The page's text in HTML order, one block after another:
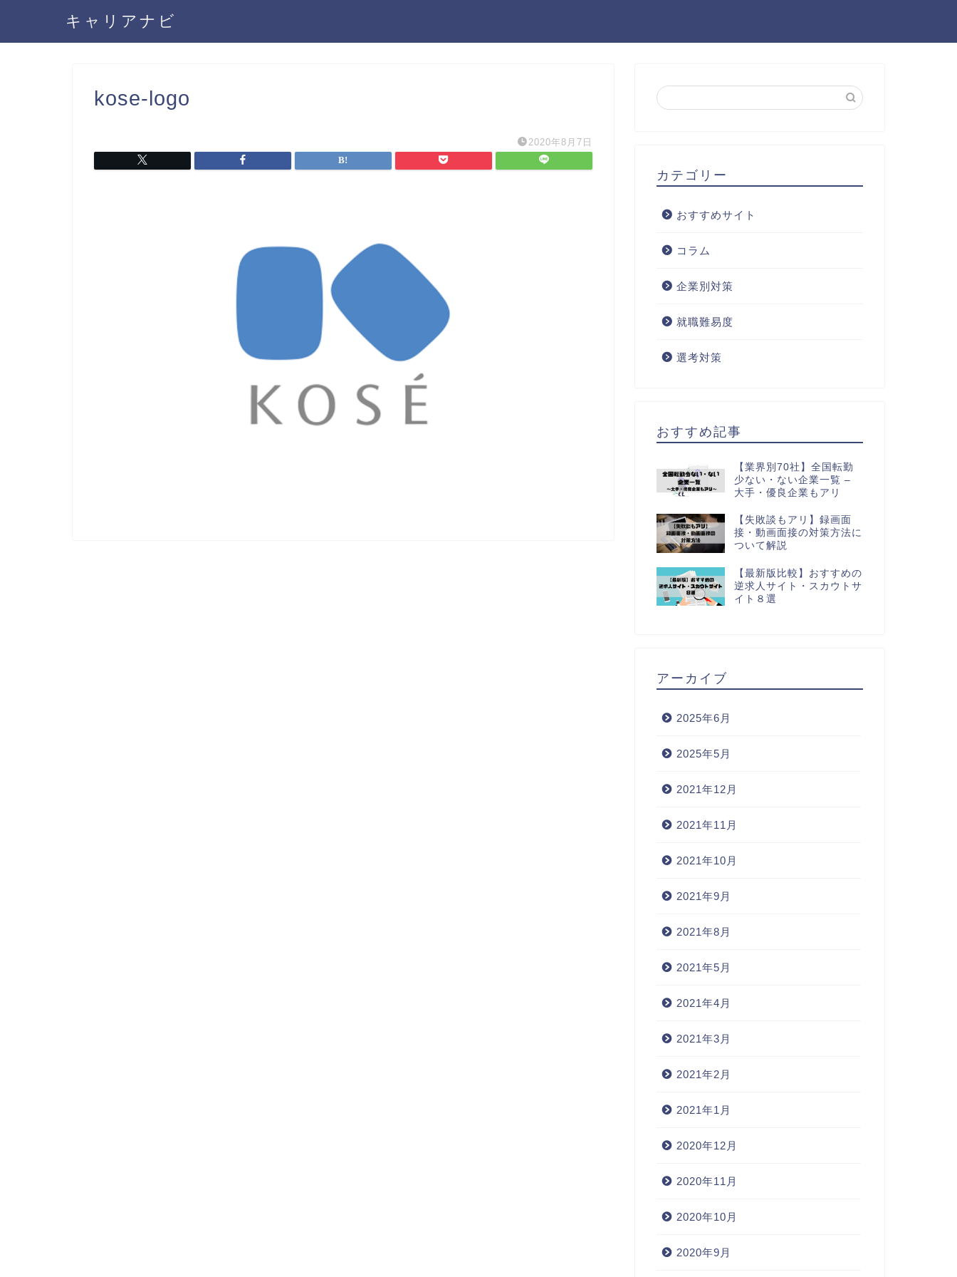
キャリアナビ
kose-logo
2020年8月7日
カテゴリー
おすすめサイト
コラム
企業別対策
就職難易度
選考対策
おすすめ記事
【業界別70社】全国転勤
少ない・ない企業一覧 –
大手・優良企業もアリ
【失敗談もアリ】録画面
接・動画面接の対策方法に
ついて解説
【最新版比較】おすすめの
逆求人サイト・スカウトサ
イト８選
アーカイブ
2025年6月
2025年5月
2021年12月
2021年11月
2021年10月
2021年9月
2021年8月
2021年5月
2021年4月
2021年3月
2021年2月
2021年1月
2020年12月
2020年11月
2020年10月
2020年9月